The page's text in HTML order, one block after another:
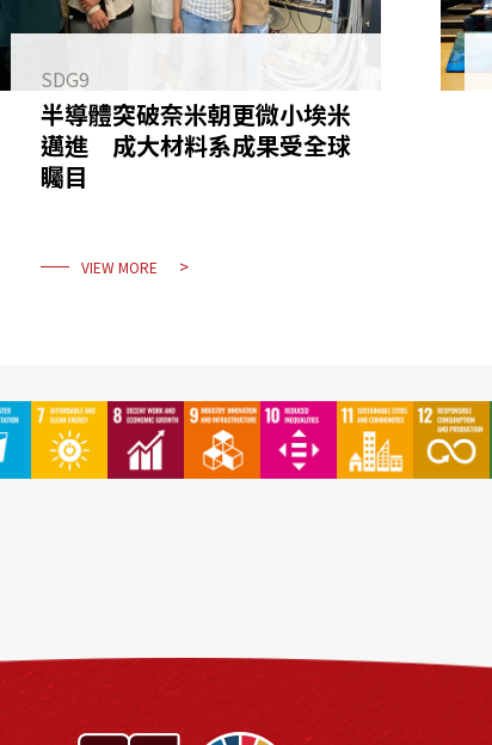
SDG9
半導體突破奈米朝更微小埃米
邁進 成大材料系成果受全球
矚目
VIEW MORE